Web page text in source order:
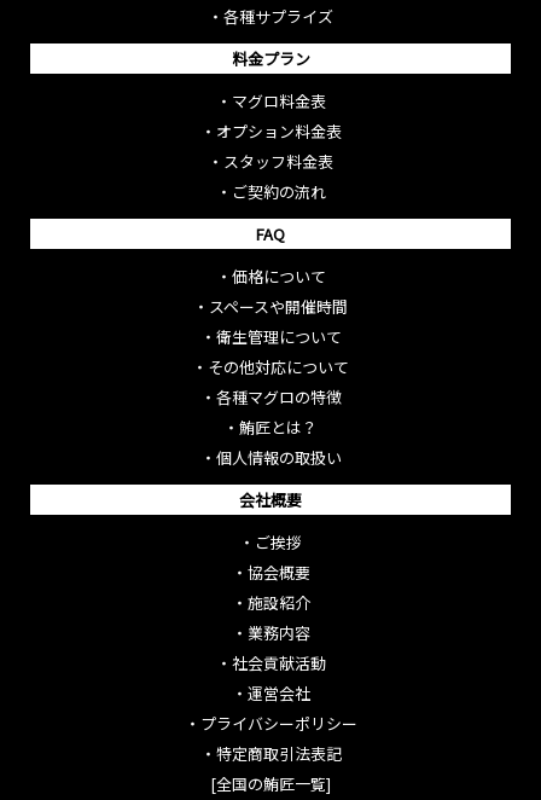
・ 各種サプライズ
料金プラン
・ マグロ料金表
・ オプション料金表
・ スタッフ料金表
・ ご契約の流れ
FAQ
・ 価格について
・ スペースや開催時間
・ 衛生管理について
・ その他対応について
・ 各種マグロの特徴
・ 鮪匠とは？
・ 個人情報の取扱い
会社概要
・ ご挨拶
・ 協会概要
・ 施設紹介
・ 業務内容
・ 社会貢献活動
・ 運営会社
・ プライバシーポリシー
・ 特定商取引法表記
[全国の鮪匠一覧]